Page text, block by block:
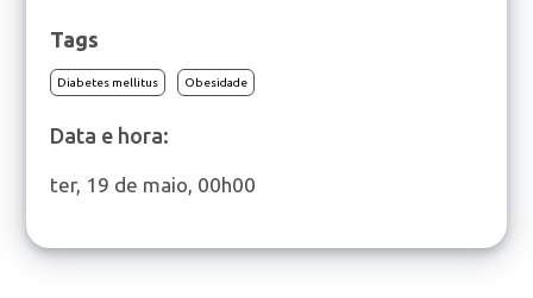
Tags
Diabetes mellitus Obesidade
Data e hora:
ter, 19 de maio, 00h00